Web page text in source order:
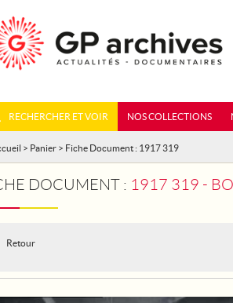
RECHERCHER ET VOIR NOS COLLECTIONS
> Panier > Fiche Document : 1917 319
DOCUMENT : 1917 319 -
Retour